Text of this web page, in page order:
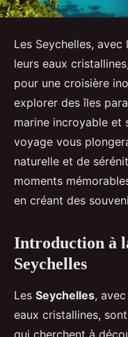
Les Seychelles,
leurs eaux
pour une croisière
explorer des îles
marine incroyable et
voyage vous
naturelle et de
moments
en créant des
Introduction à
Seychelles
Les Seychelles,
eaux cristallines,
qui cherchent à